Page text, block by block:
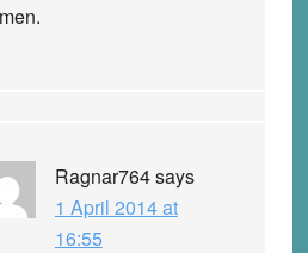
Ragnar764says
1 April 2014 at
16:55